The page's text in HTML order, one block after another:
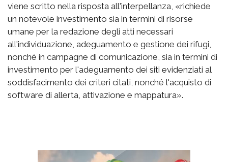
viene scritto nella risposta all'interpellanza, «richiede
un notevole investimento sia in termini di risorse
umane per la redazione degli atti necessari
all'individuazione, adeguamento e gestione dei rifugi,
nonché in campagne di comunicazione, sia in termini di
investimento per l'adeguamento dei siti evidenziati al
soddisfacimento dei criteri citati, nonché l'acquisto di
software di allerta, attivazione e mappatura».